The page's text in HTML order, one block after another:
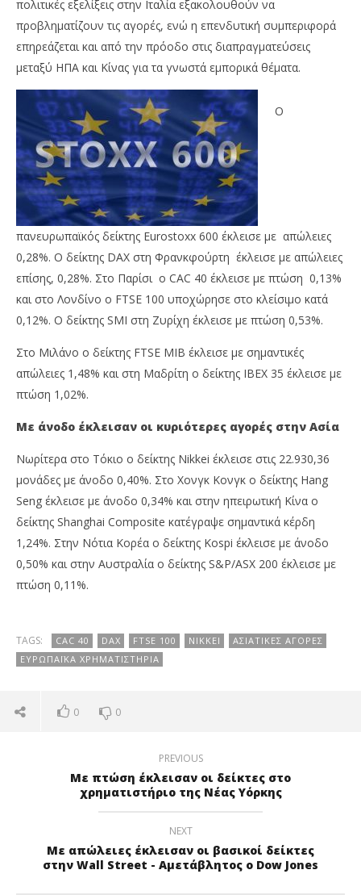
NOW VIEWING
Με πτώση έκλεισαν τα ευρωπαϊκά
χρηματιστήρια – Με άνοδο 0,40% έκλεισε ο Nikkei
18/05/2018
Metoxes
Online
πολιτικές εξελίξεις στην Ιταλία εξακολουθούν να
προβληματίζουν τις αγορές, ενώ η επενδυτική συμπεριφορά
επηρεάζεται και από την πρόοδο στις διαπραγματεύσεις
μεταξύ ΗΠΑ και Κίνας για τα γνωστά εμπορικά θέματα.
Ο
πανευρωπαϊκός δείκτης Eurostoxx 600 έκλεισε με απώλειες
0,28%. Ο δείκτης DAX στη Φρανκφούρτη έκλεισε με απώλειες
επίσης, 0,28%. Στο Παρίσι ο CAC 40 έκλεισε με πτώση 0,13%
και στο Λονδίνο ο FTSE 100 υποχώρησε στο κλείσιμο κατά
0,12%. Ο δείκτης SMI στη Ζυρίχη έκλεισε με πτώση 0,53%.
Στο Μιλάνο ο δείκτης FTSE MIB έκλεισε με σημαντικές
απώλειες 1,48% και στη Μαδρίτη ο δείκτης IBEX 35 έκλεισε με
πτώση 1,02%.
Με άνοδο έκλεισαν οι κυριότερες αγορές στην Ασία
Νωρίτερα στο Τόκιο ο δείκτης Nikkei έκλεισε στις 22.930,36
μονάδες με άνοδο 0,40%. Στο Χονγκ Κονγκ ο δείκτης Hang
Seng έκλεισε με άνοδο 0,34% και στην ηπειρωτική Κίνα ο
δείκτης Shanghai Composite κατέγραψε σημαντικά κέρδη
1,24%. Στην Νότια Κορέα ο δείκτης Kospi έκλεισε με άνοδο
0,50% και στην Αυστραλία ο δείκτης S&P/ASX 200 έκλεισε με
πτώση 0,11%.
TAGS: CAC 40 DAX FTSE 100 NIKKEI
ΑΣΙΑΤΙΚΈΣ ΑΓΟΡΈΣ
ΕΥΡΩΠΑΪΚΆ ΧΡΗΜΑΤΙΣΤΉΡΙΑ
0 0
PREVIOUS
Με πτώση έκλεισαν οι δείκτες στο
χρηματιστήριο της Νέας Υόρκης
NEXT
Με απώλειες έκλεισαν οι βασικοί δείκτες
στην Wall Street - Αμετάβλητος ο Dow Jones